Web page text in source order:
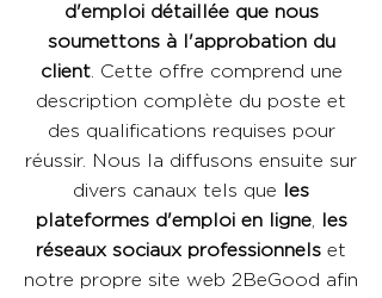
d'emploi détaillée que nous
soumettons à l'approbation du
client. Cette offre comprend une
description complète du poste et
des qualifications requises pour
réussir. Nous la diffusons ensuite sur
divers canaux tels que les
plateformes d'emploi en ligne, les
réseaux sociaux professionnels et
notre propre site web 2BeGood afin